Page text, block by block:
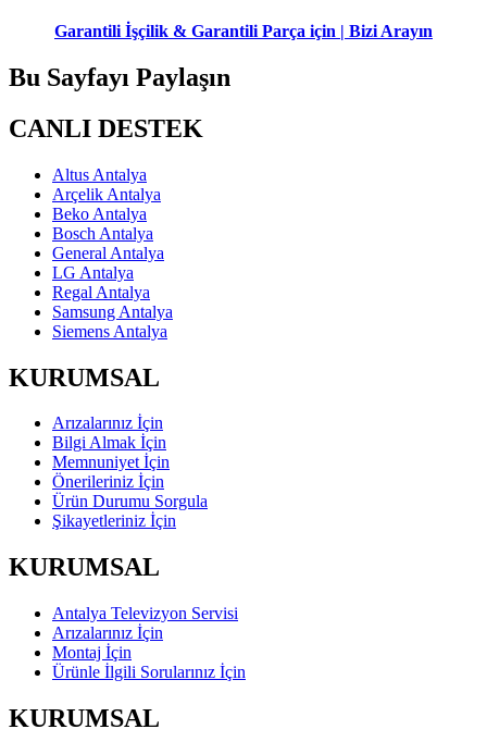
Garantili İşçilik & Garantili Parça için | Bizi Arayın
Bu Sayfayı Paylaşın
CANLI DESTEK
Altus Antalya
Arçelik Antalya
Beko Antalya
Bosch Antalya
General Antalya
LG Antalya
Regal Antalya
Samsung Antalya
Siemens Antalya
KURUMSAL
Arızalarınız İçin
Bilgi Almak İçin
Memnuniyet İçin
Önerileriniz İçin
Ürün Durumu Sorgula
Şikayetleriniz İçin
KURUMSAL
Antalya Televizyon Servisi
Arızalarınız İçin
Montaj İçin
Ürünle İlgili Sorularınız İçin
KURUMSAL